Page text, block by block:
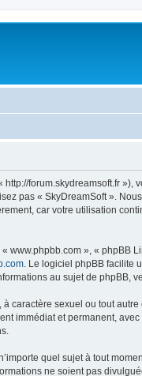
forum.skydreamsoft.fr
pas « SkyDreamSoft ».
car votre utilisation
», « phpBB
. Le logiciel phpBB facilite
au sujet de phpBB,
sexuel ou tout
immédiat et permanent,
quel sujet à tout
ne soient pas